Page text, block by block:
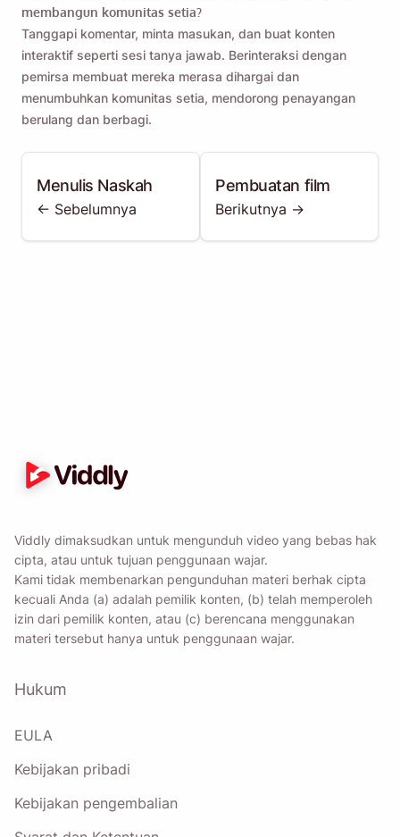
membangun komunitas setia?
Tanggapi komentar, minta masukan, dan buat konten
interaktif seperti sesi tanya jawab. Berinteraksi dengan
pemirsa membuat mereka merasa dihargai dan
menumbuhkan komunitas setia, mendorong penayangan
berulang dan berbagi.
Menulis Naskah
<- Sebelumnya
Pembuatan film
Berikutnya ->
Viddly dimaksudkan untuk mengunduh video yang bebas hak
cipta, atau untuk tujuan penggunaan wajar.
Kami tidak membenarkan pengunduhan materi berhak cipta
kecuali Anda (a) adalah pemilik konten, (b) telah memperoleh
izin dari pemilik konten, atau (c) berencana menggunakan
materi tersebut hanya untuk penggunaan wajar.
Hukum
EULA
Kebijakan pribadi
Kebijakan pengembalian